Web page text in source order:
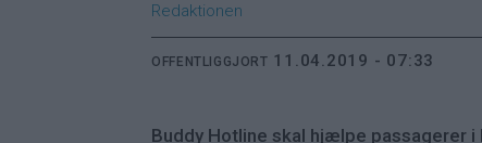
Redaktionen
OFFENTLIGGJORT 11.04.2019 - 07:33
Buddy Hotline skal hjælpe passagerer